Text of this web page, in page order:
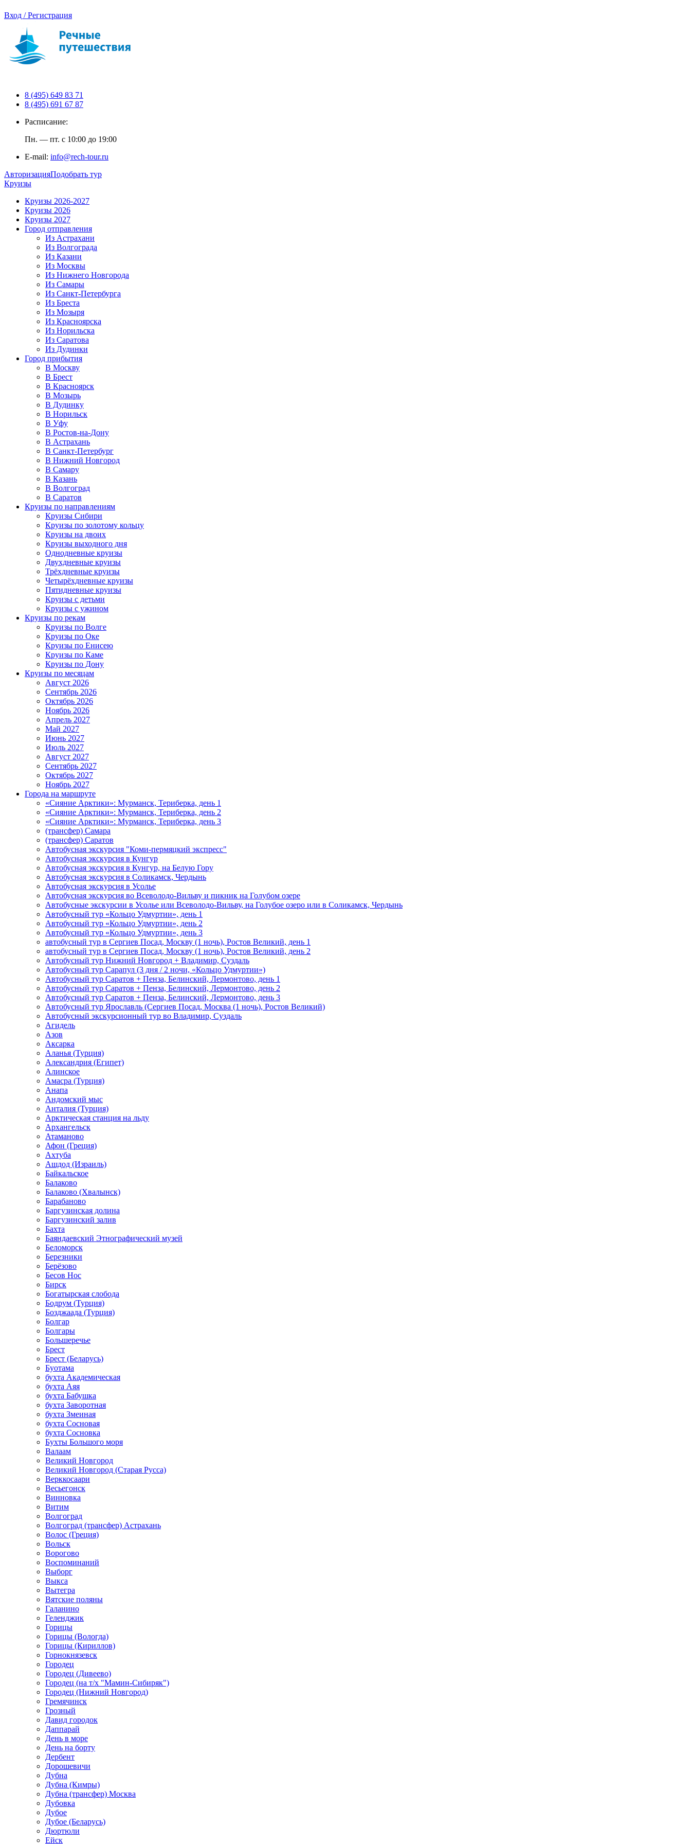
Вход / Регистрация
8 (495) 649 83 71
8 (495) 691 67 87
Расписание:
Пн. — пт. с 10:00 до 19:00
E-mail: info@rech-tour.ru
АвторизацияПодобрать тур
Круизы
Круизы 2026-2027
Круизы 2026
Круизы 2027
Город отправления
Из Астрахани
Из Волгограда
Из Казани
Из Москвы
Из Нижнего Новгорода
Из Самары
Из Санкт-Петербурга
Из Бреста
Из Мозыря
Из Красноярска
Из Норильска
Из Саратова
Из Дудинки
Город прибытия
В Москву
В Брест
В Красноярск
В Мозырь
В Дудинку
В Норильск
В Уфу
В Ростов-на-Дону
В Астрахань
В Санкт-Петербург
В Нижний Новгород
В Самару
В Казань
В Волгоград
В Саратов
Круизы по направлениям
Круизы Сибири
Круизы по золотому кольцу
Круизы на двоих
Круизы выходного дня
Однодневные круизы
Двухдневные круизы
Трёхдневные круизы
Четырёхдневные круизы
Пятидневные круизы
Круизы с детьми
Круизы с ужином
Круизы по рекам
Круизы по Волге
Круизы по Оке
Круизы по Енисею
Круизы по Каме
Круизы по Дону
Круизы по месяцам
Август 2026
Сентябрь 2026
Октябрь 2026
Ноябрь 2026
Апрель 2027
Май 2027
Июнь 2027
Июль 2027
Август 2027
Сентябрь 2027
Октябрь 2027
Ноябрь 2027
Города на маршруте
«Сияние Арктики»: Мурманск, Териберка, день 1
«Сияние Арктики»: Мурманск, Териберка, день 2
«Сияние Арктики»: Мурманск, Териберка, день 3
(трансфер) Самара
(трансфер) Саратов
Автобусная экскурсия "Коми-пермяцкий экспресс"
Автобусная экскурсия в Кунгур
Автобусная экскурсия в Кунгур, на Белую Гору
Автобусная экскурсия в Соликамск, Чердынь
Автобусная экскурсия в Усолье
Автобусная экскурсия во Всеволодо-Вильву и пикник на Голубом озере
Автобусные экскурсии в Усолье или Всеволодо-Вильву, на Голубое озеро или в Соликамск, Чердынь
Автобусный тур «Кольцо Удмуртии», день 1
Автобусный тур «Кольцо Удмуртии», день 2
Автобусный тур «Кольцо Удмуртии», день 3
автобусный тур в Сергиев Посад, Москву (1 ночь), Ростов Великий, день 1
автобусный тур в Сергиев Посад, Москву (1 ночь), Ростов Великий, день 2
Автобусный тур Нижний Новгород + Владимир, Суздаль
Автобусный тур Сарапул (3 дня / 2 ночи, «Кольцо Удмуртии»)
Автобусный тур Саратов + Пенза, Белинский, Лермонтово, день 1
Автобусный тур Саратов + Пенза, Белинский, Лермонтово, день 2
Автобусный тур Саратов + Пенза, Белинский, Лермонтово, день 3
Автобусный тур Ярославль (Сергиев Посад, Москва (1 ночь), Ростов Великий)
Автобусный экскурсионный тур во Владимир, Суздаль
Агидель
Азов
Аксарка
Аланья (Турция)
Александрия (Египет)
Алинское
Амасра (Турция)
Анапа
Андомский мыс
Анталия (Турция)
Арктическая станция на льду
Архангельск
Атаманово
Афон (Греция)
Ахтуба
Ашдод (Израиль)
Байкальское
Балаково
Балаково (Хвалынск)
Барабаново
Баргузинская долина
Баргузинский залив
Бахта
Баяндаевский Этнографический музей
Беломорск
Березники
Берёзово
Бесов Нос
Бирск
Богатырская слобода
Бодрум (Турция)
Бозджаада (Турция)
Болгар
Болгары
Большеречье
Брест
Брест (Беларусь)
Буотама
бухта Академическая
бухта Аяя
бухта Бабушка
бухта Заворотная
бухта Змеиная
бухта Сосновая
бухта Сосновка
Бухты Большого моря
Валаам
Великий Новгород
Великий Новгород (Старая Русса)
Верккосаари
Весьегонск
Винновка
Витим
Волгоград
Волгоград (трансфер) Астрахань
Волос (Греция)
Вольск
Ворогово
Воспоминаний
Выборг
Выкса
Вытегра
Вятские поляны
Галанино
Геленджик
Горицы
Горицы (Вологда)
Горицы (Кириллов)
Горнокнязевск
Городец
Городец (Дивеево)
Городец (на т/х "Мамин-Сибиряк")
Городец (Нижний Новгород)
Гремячинск
Грозный
Давид городок
Даппарай
День в море
День на борту
Дербент
Дорошевичи
Дубна
Дубна (Кимры)
Дубна (трансфер) Москва
Дубовка
Дубое
Дубое (Беларусь)
Дюртюли
Ейск